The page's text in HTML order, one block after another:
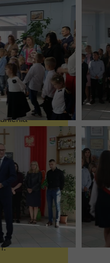
kadrę
(a
Pan
Wójt
oraz
w